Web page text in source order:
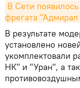
В Сети
фрегата "Адмирал
В результате
установлено
укомплектовали
НК" и "Уран", а